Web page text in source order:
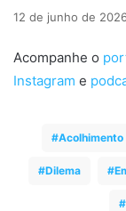
12 de junho de
Acompanhe o
Instagram e
Acolhimento
Dilema